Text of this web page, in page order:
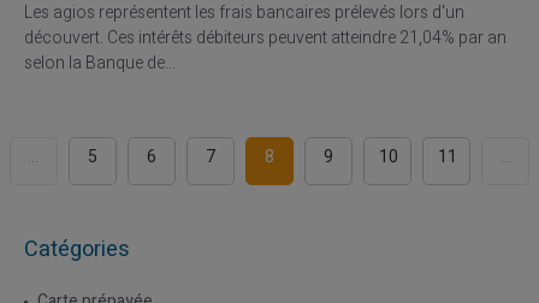
Les agios représentent les frais bancaires prélevés lors d'un
découvert. Ces intérêts débiteurs peuvent atteindre 21,04% par an
selon la Banque de...
... 5 6 7 8 9 10 11 ...
Catégories